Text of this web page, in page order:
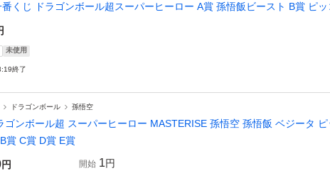
番くじ ドラゴンボール超スーパーヒーロー A賞 孫悟飯ビースト B賞 ピッ
未使用
終了
ドラゴンボール 孫悟空
ゴンボール超 スーパーヒーロー MASTERISE 孫悟空 孫悟飯 ベジータ
賞 C賞 D賞 E賞
円 開始 1円